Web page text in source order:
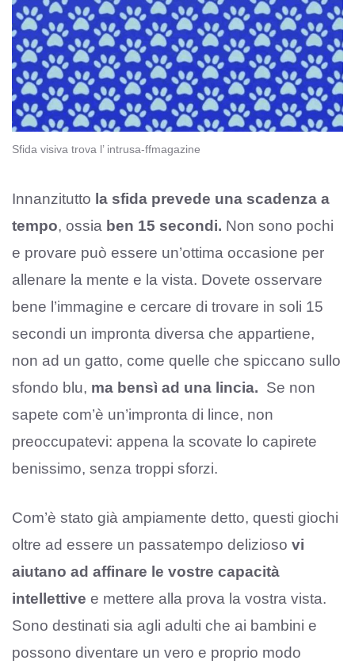
Sfida visiva trova l’ intrusa-ffmagazine
Innanzitutto la sfida prevede una scadenza a
tempo, ossia ben 15 secondi. Non sono pochi
e provare può essere un’ottima occasione per
allenare la mente e la vista. Dovete osservare
bene l’immagine e cercare di trovare in soli 15
secondi un impronta diversa che appartiene,
non ad un gatto, come quelle che spiccano sullo
sfondo blu, ma bensì ad una lincia. Se non
sapete com’è un’impronta di lince, non
preoccupatevi: appena la scovate lo capirete
benissimo, senza troppi sforzi.
Com’è stato già ampiamente detto, questi giochi
oltre ad essere un passatempo delizioso vi
aiutano ad affinare le vostre capacità
intellettive e mettere alla prova la vostra vista.
Sono destinati sia agli adulti che ai bambini e
possono diventare un vero e proprio modo